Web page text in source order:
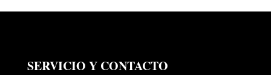
SERVICIO Y CONTACTO